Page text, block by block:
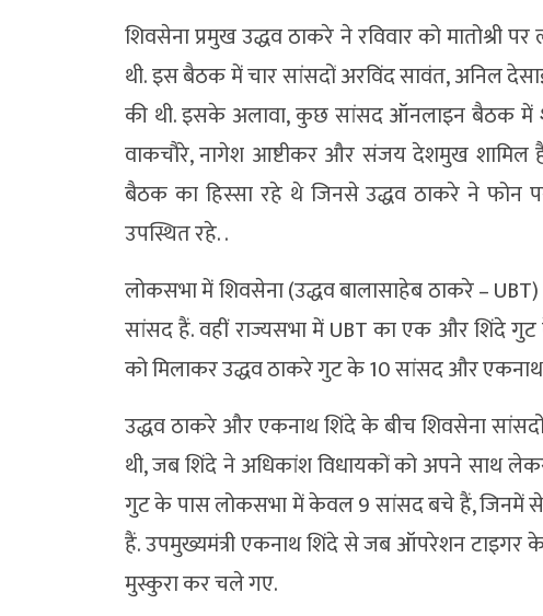
शिवसेना प्रमुख उद्धव ठाकरे ने रविवार को
थी. इस बैठक में चार सांसदों अरविंद सावंत, अनिल
की थी. इसके अलावा, कुछ सांसद ऑनलाइन बैठक में
वाकचौरे, नागेश आष्टीकर और संजय देशमुख
बैठक का हिस्सा रहे थे जिनसे उद्धव ठाकरे ने फोन
उपस्थित रहे. .
लोकसभा में शिवसेना (उद्धव बालासाहेब ठाकरे –
सांसद हैं. वहीं राज्यसभा में UBT का एक और शिंदे
को मिलाकर उद्धव ठाकरे गुट के 10 सांसद और
उद्धव ठाकरे और एकनाथ शिंदे के बीच शिवसेना
थी, जब शिंदे ने अधिकांश विधायकों को अपने साथ
गुट के पास लोकसभा में केवल 9 सांसद बचे हैं, जिनमें
हैं. उपमुख्यमंत्री एकनाथ शिंदे से जब ऑपरेशन टाइगर के
मुस्कुरा कर चले गए.